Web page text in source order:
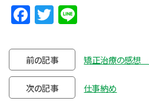
Facebook
Twitter
前の記事 矯正治療の感想
次の記事 仕事納め